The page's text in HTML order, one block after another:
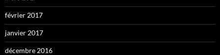
février 2017
janvier 2017
décembre 2016